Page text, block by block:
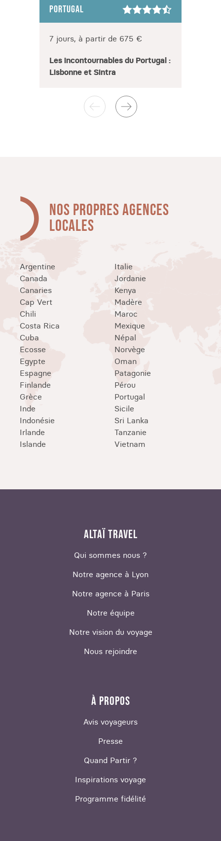
PORTUGAL
7 jours, à partir de 675 €
Les incontournables du Portugal :
Lisbonne et Sintra
NOS PROPRES AGENCES
LOCALES
Argentine
Canada
Canaries
Cap Vert
Chili
Costa Rica
Cuba
Ecosse
Egypte
Espagne
Finlande
Grèce
Inde
Indonésie
Irlande
Islande
Italie
Jordanie
Kenya
Madère
Maroc
Mexique
Népal
Norvège
Oman
Patagonie
Pérou
Portugal
Sicile
Sri Lanka
Tanzanie
Vietnam
ALTAÏ TRAVEL
Qui sommes nous ?
Notre agence à Lyon
Notre agence à Paris
Notre équipe
Notre vision du voyage
Nous rejoindre
À PROPOS
Avis voyageurs
Presse
Quand Partir ?
Inspirations voyage
Programme fidélité